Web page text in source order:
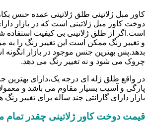
کاور مبل ژلاتینی طلق ژلاتینی عمده حنس
دوخت کاور مبل ژلاتینی است که در بازار
است.اگر از طلق ژلاتینی بی کیفیت استفاده
و تغییر رنگ ممکن است این تغییر رنگ را به
بدهد.پس بهترین جنس موجود در بازار
چروک می شود و نه تغییر رنگ می دهد.
در واقع طلق ژله ای درجه یک،دارای بهترین
پارگی و آسیب بسیار مقاوم می باشد و
بازار دارای گارانتی چند ساله برای تغییر رنگ
قیمت دوخت کاور ژلاتینی چقدر